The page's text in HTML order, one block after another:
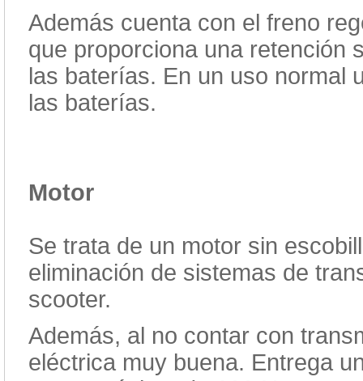
Además cuenta con el freno
que proporciona una retención
las baterías. En un uso normal
las baterías.
Motor
Se trata de un motor sin
eliminación de sistemas de
scooter.
Además, al no contar con
eléctrica muy buena. Entrega